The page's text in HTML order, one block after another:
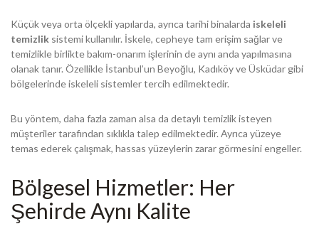
Küçük veya orta ölçekli yapılarda, ayrıca tarihi binalarda iskeleli
temizlik sistemi kullanılır. İskele, cepheye tam erişim sağlar ve
temizlikle birlikte bakım-onarım işlerinin de aynı anda yapılmasına
olanak tanır. Özellikle İstanbul’un Beyoğlu, Kadıköy ve Üsküdar gibi
bölgelerinde iskeleli sistemler tercih edilmektedir.
Bu yöntem, daha fazla zaman alsa da detaylı temizlik isteyen
müşteriler tarafından sıklıkla talep edilmektedir. Ayrıca yüzeye
temas ederek çalışmak, hassas yüzeylerin zarar görmesini engeller.
Bölgesel Hizmetler: Her
Şehirde Aynı Kalite